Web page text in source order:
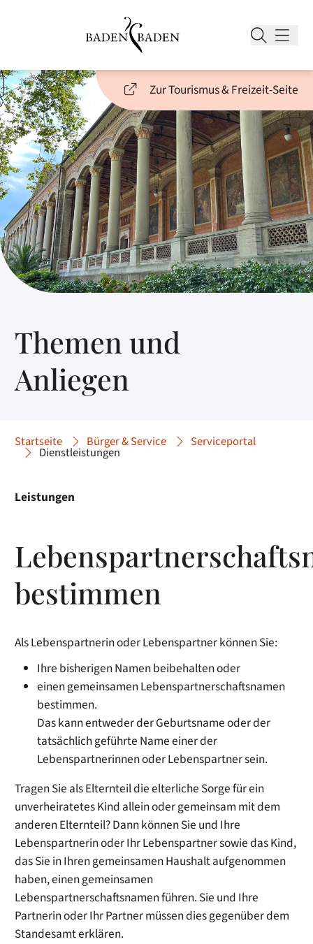
Zur Tourismus & Freizeit-Seite
Themen und
Anliegen
Startseite Bürger & Service Serviceportal
Dienstleistungen
Leistungen
bestimmen
Als Lebenspartnerin oder Lebenspartner können Sie:
Ihre bisherigen Namen beibehalten oder
einen gemeinsamen Lebenspartnerschaftsnamen
bestimmen.
Das kann entweder der Geburtsname oder der
tatsächlich geführte Name einer der
Lebenspartnerinnen oder Lebenspartner sein.
Tragen Sie als Elternteil die elterliche Sorge für ein
unverheiratetes Kind allein oder gemeinsam mit dem
anderen Elternteil? Dann können Sie und Ihre
Lebenspartnerin oder Ihr Lebenspartner sowie das Kind,
das Sie in Ihren gemeinsamen Haushalt aufgenommen
haben, einen gemeinsamen
Lebenspartnerschaftsnamen führen. Sie und Ihre
Partnerin oder Ihr Partner müssen dies gegenüber dem
Standesamt erklären.